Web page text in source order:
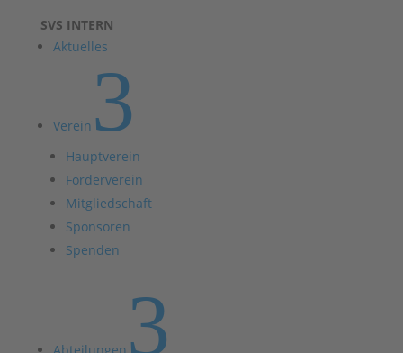
SVS INTERN
Aktuelles
Verein 3
Hauptverein
Förderverein
Mitgliedschaft
Sponsoren
Spenden
3